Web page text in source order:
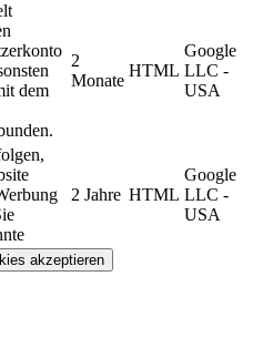
dem
2
Monate
HTML
Google
LLC -
USA
2 Jahre HTML
Google
LLC -
USA
akzeptieren